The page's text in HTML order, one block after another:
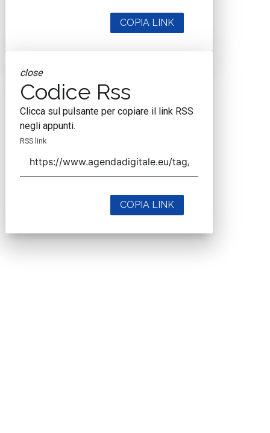
COPIA LINK
close
Codice Rss
Clicca sul pulsante per copiare il link RSS
negli appunti.
RSS link
COPIA LINK